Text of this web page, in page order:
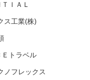
ＩＡＬ
ス工業(株)
トラベル
ノフレックス